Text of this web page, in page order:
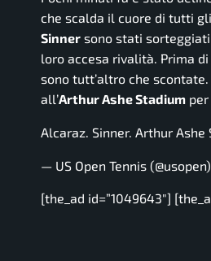
che scalda il cuore di tutti
Sinner sono stati
loro accesa rivalità. Prima
sono tutt’altro che
all’Arthur Ashe Stadium
Alcaraz. Sinner. Arthur Ashe
— US Open Tennis (@usopen)
[the_ad id=”1049643″]